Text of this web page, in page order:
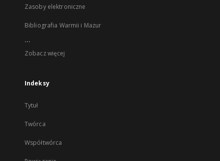
Zasoby elektroniczne
Bibliografia Warmii i Mazur
...
Zobacz więcej
Indeksy
Tytuł
Twórca
Współtwórca